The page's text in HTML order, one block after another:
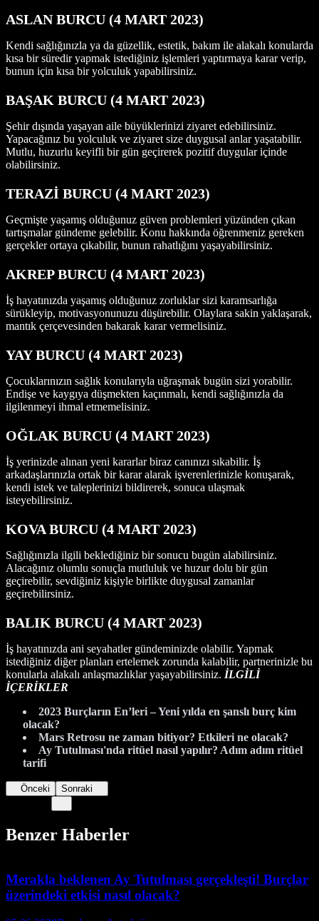
ASLAN BURCU (4 MART 2023)
Kendi sağlığınızla ya da güzellik, estetik, bakım ile alakalı konularda
kısa bir süredir yapmak istediğiniz işlemleri yaptırmaya karar verip,
bunun için kısa bir yolculuk yapabilirsiniz.
BAŞAK BURCU (4 MART 2023)
Şehir dışında yaşayan aile büyüklerinizi ziyaret edebilirsiniz.
Yapacağınız bu yolculuk ve ziyaret size duygusal anlar yaşatabilir.
Mutlu, huzurlu keyifli bir gün geçirerek pozitif duygular içinde
olabilirsiniz.
TERAZİ BURCU (4 MART 2023)
Geçmişte yaşamış olduğunuz güven problemleri yüzünden çıkan
tartışmalar gündeme gelebilir. Konu hakkında öğrenmeniz gereken
gerçekler ortaya çıkabilir, bunun rahatlığını yaşayabilirsiniz.
AKREP BURCU (4 MART 2023)
İş hayatınızda yaşamış olduğunuz zorluklar sizi karamsarlığa
sürükleyip, motivasyonunuzu düşürebilir. Olaylara sakin yaklaşarak,
mantık çerçevesinden bakarak karar vermelisiniz.
YAY BURCU (4 MART 2023)
Çocuklarınızın sağlık konularıyla uğraşmak bugün sizi yorabilir.
Endişe ve kaygıya düşmekten kaçınmalı, kendi sağlığınızla da
ilgilenmeyi ihmal etmemelisiniz.
OĞLAK BURCU (4 MART 2023)
İş yerinizde alınan yeni kararlar biraz canınızı sıkabilir. İş
arkadaşlarınızla ortak bir karar alarak işverenlerinizle konuşarak,
kendi istek ve taleplerinizi bildirerek, sonuca ulaşmak
isteyebilirsiniz.
KOVA BURCU (4 MART 2023)
Sağlığınızla ilgili beklediğiniz bir sonucu bugün alabilirsiniz.
Alacağınız olumlu sonuçla mutluluk ve huzur dolu bir gün
geçirebilir, sevdiğiniz kişiyle birlikte duygusal zamanlar
geçirebilirsiniz.
BALIK BURCU (4 MART 2023)
İş hayatınızda ani seyahatler gündeminizde olabilir. Yapmak
istediğiniz diğer planları ertelemek zorunda kalabilir, partnerinizle bu
konularla alakalı anlaşmazlıklar yaşayabilirsiniz. İLGİLİ
İÇERİKLER
2023 Burçların En’leri – Yeni yılda en şanslı burç kim
olacak?
Mars Retrosu ne zaman bitiyor? Etkileri ne olacak?
Ay Tutulması'nda ritüel nasıl yapılır? Adım adım ritüel
tarifi
Önceki Sonraki
Benzer Haberler
Merakla beklenen Ay Tutulması gerçekleşti! Burçlar
üzerindeki etkisi nasıl olacak?